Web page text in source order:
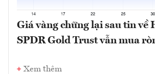
Giá vàng chững lại sau tin về
SPDR Gold Trust vẫn mua
Xem thêm